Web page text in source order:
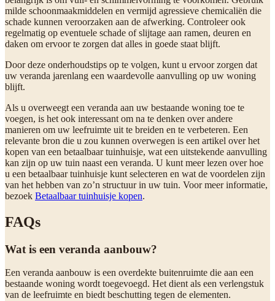
milde schoonmaakmiddelen en vermijd agressieve chemicaliën die
schade kunnen veroorzaken aan de afwerking. Controleer ook
regelmatig op eventuele schade of slijtage aan ramen, deuren en
daken om ervoor te zorgen dat alles in goede staat blijft.
Door deze onderhoudstips op te volgen, kunt u ervoor zorgen dat
uw veranda jarenlang een waardevolle aanvulling op uw woning
blijft.
Als u overweegt een veranda aan uw bestaande woning toe te
voegen, is het ook interessant om na te denken over andere
manieren om uw leefruimte uit te breiden en te verbeteren. Een
relevante bron die u zou kunnen overwegen is een artikel over het
kopen van een betaalbaar tuinhuisje, wat een uitstekende aanvulling
kan zijn op uw tuin naast een veranda. U kunt meer lezen over hoe
u een betaalbaar tuinhuisje kunt selecteren en wat de voordelen zijn
van het hebben van zo’n structuur in uw tuin. Voor meer informatie,
bezoek Betaalbaar tuinhuisje kopen.
FAQs
Wat is een veranda aanbouw?
Een veranda aanbouw is een overdekte buitenruimte die aan een
bestaande woning wordt toegevoegd. Het dient als een verlengstuk
van de leefruimte en biedt beschutting tegen de elementen.